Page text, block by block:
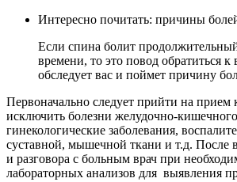
Интересно почитать: причины
Если спина болит
времени, то это повод обратиться к
обследует вас и поймет причину
Первоначально следует прийти на прием
исключить болезни желудочно-кишечного
гинекологические заболевания,
суставной, мышечной ткани и т.д. После
и разговора с больным врач при
лабораторных анализов для выявления